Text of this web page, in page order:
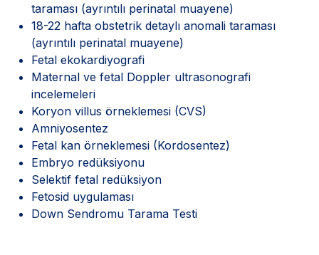
taraması (ayrıntılı perinatal muayene)
18-22 hafta obstetrik detaylı anomali taraması
(ayrıntılı perinatal muayene)
Fetal ekokardiyografi
Maternal ve fetal Doppler ultrasonografi
incelemeleri
Koryon villus örneklemesi (CVS)
Amniyosentez
Fetal kan örneklemesi (Kordosentez)
Embryo redüksiyonu
Selektif fetal redüksiyon
Fetosid uygulaması
Down Sendromu Tarama Testi